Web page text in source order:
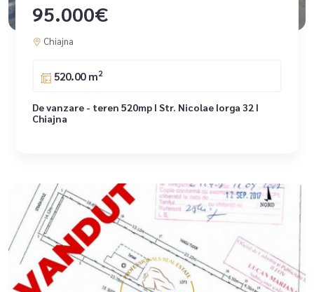
95.000€
Chiajna
520.00 m2
De vanzare - teren 520mp I Str. Nicolae Iorga 32 I
Chiajna